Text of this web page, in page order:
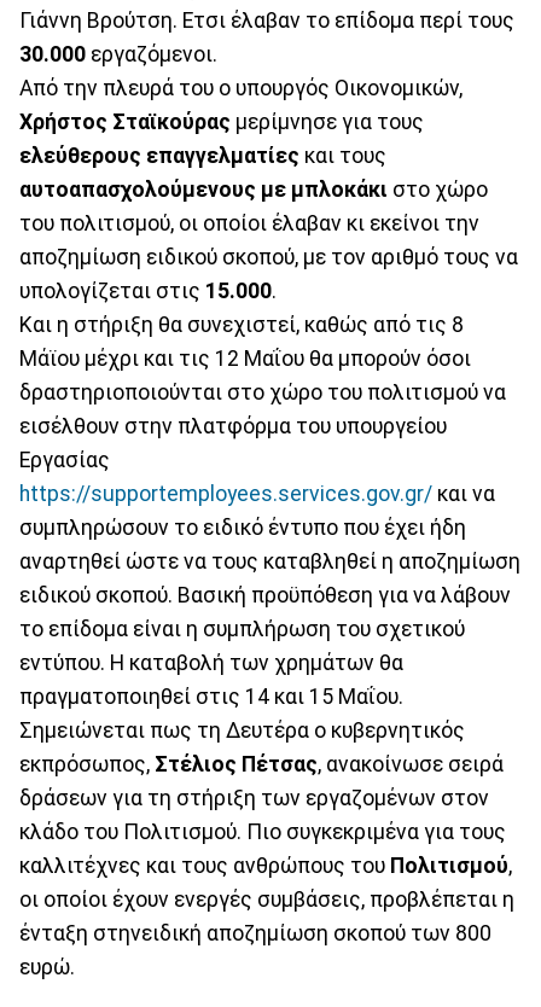
Γιάννη Βρούτση. Ετσι έλαβαν το επίδομα περί τους
30.000 εργαζόμενοι.
Από την πλευρά του ο υπουργός Οικονομικών,
Χρήστος Σταϊκούρας μερίμνησε για τους
ελεύθερους επαγγελματίες και τους
αυτοαπασχολούμενους με μπλοκάκι στο χώρο
του πολιτισμού, οι οποίοι έλαβαν κι εκείνοι την
αποζημίωση ειδικού σκοπού, με τον αριθμό τους να
υπολογίζεται στις 15.000.
Και η στήριξη θα συνεχιστεί, καθώς από τις 8
Μάϊου μέχρι και τις 12 Μαΐου θα μπορούν όσοι
δραστηριοποιούνται στο χώρο του πολιτισμού να
εισέλθουν στην πλατφόρμα του υπουργείου
Εργασίας
https://supportemployees.services.gov.gr/ και να
συμπληρώσουν το ειδικό έντυπο που έχει ήδη
αναρτηθεί ώστε να τους καταβληθεί η αποζημίωση
ειδικού σκοπού. Βασική προϋπόθεση για να λάβουν
το επίδομα είναι η συμπλήρωση του σχετικού
εντύπου. Η καταβολή των χρημάτων θα
πραγματοποιηθεί στις 14 και 15 Μαΐου.
Σημειώνεται πως τη Δευτέρα ο κυβερνητικός
εκπρόσωπος, Στέλιος Πέτσας, ανακοίνωσε σειρά
δράσεων για τη στήριξη των εργαζομένων στον
κλάδο του Πολιτισμού. Πιο συγκεκριμένα για τους
καλλιτέχνες και τους ανθρώπους του Πολιτισμού,
οι οποίοι έχουν ενεργές συμβάσεις, προβλέπεται η
ένταξη στηνειδική αποζημίωση σκοπού των 800
ευρώ.